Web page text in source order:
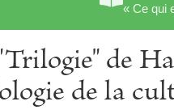
« Ce qui
de
de la